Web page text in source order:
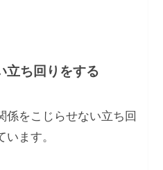
立ち回りをする
係をこじらせない立ち回
ます。